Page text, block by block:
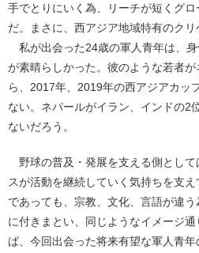
手でとりにいく為、リーチが短くグ
だ。まさに、西アジア地域特有のクリ
私が出会った24歳の軍人青年は、
が素晴らしかった。彼のような若者
ら、2017年、2019年の西アジアカッ
ない。ネパールがイラン、インドの2
ないだろう。
野球の普及・発展を支える側として
スが活動を継続していく気持ちを支
であっても、宗教、文化、言語が違
に付きまとい、同じようなイメージ
ば、今回出会った将来有望な軍人青